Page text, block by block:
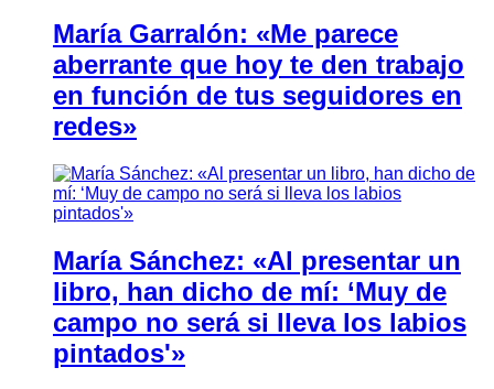
María Garralón: «Me parece
aberrante que hoy te den trabajo
en función de tus seguidores en
redes»
María Sánchez: «Al presentar un
libro, han dicho de mí: ‘Muy de
campo no será si lleva los labios
pintados'»